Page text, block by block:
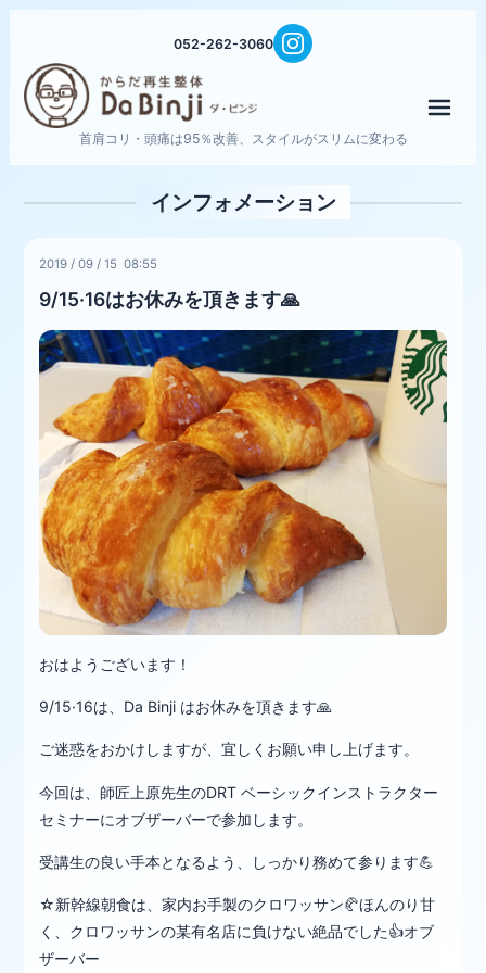
052-262-3060
首肩コリ・頭痛は95％改善、スタイルがスリムに変わる
インフォメーション
2019 /09 /15 08:55
9/15·16はお休みを頂きます🙏
おはようございます！
9/15·16は、Da Binji はお休みを頂きます🙏
ご迷惑をおかけしますが、宜しくお願い申し上げます。
今回は、師匠上原先生のDRT ベーシックインストラクター
セミナーにオブザーバーで参加します。
受講生の良い手本となるよう、しっかり務めて参ります💪
☆新幹線朝食は、家内お手製のクロワッサン🥐ほんのり甘
く、クロワッサンの某有名店に負けない絶品でした👍オブ
ザーバー